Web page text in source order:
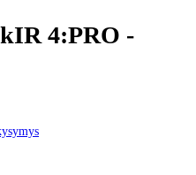
4:PRO -